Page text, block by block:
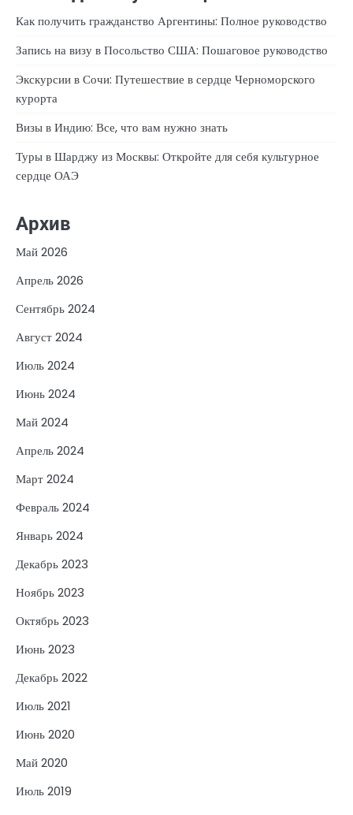
Как получить гражданство Аргентины: Полное руководство
Запись на визу в Посольство США: Пошаговое руководство
Экскурсии в Сочи: Путешествие в сердце Черноморского
курорта
Визы в Индию: Все, что вам нужно знать
Туры в Шарджу из Москвы: Откройте для себя культурное
сердце ОАЭ
Архив
Май 2026
Апрель 2026
Сентябрь 2024
Август 2024
Июль 2024
Июнь 2024
Май 2024
Апрель 2024
Март 2024
Февраль 2024
Январь 2024
Декабрь 2023
Ноябрь 2023
Октябрь 2023
Июнь 2023
Декабрь 2022
Июль 2021
Июнь 2020
Май 2020
Июль 2019